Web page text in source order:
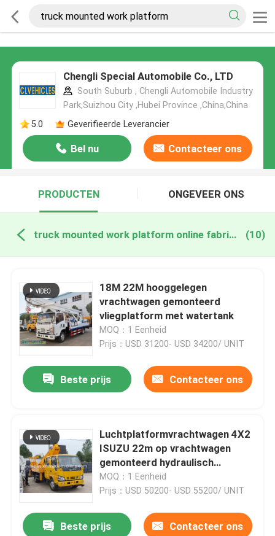
Chengli Special Automobile Co., LTD
South Suburb , Chengli Automobile Industry
Park,Suizhou City ,Hubei Province ,China,China
5.0
Geverifieerde Leverancier
Bel nu Contacteer ons
PRODUCTEN ONGEVEER ONS
truck mounted work platform online fabricage (10)
18M 22M hooggelegen
vrachtwagen gemonteerd
vliegplatform met watertank
MOQ：1 Eenheid
Prijs：USD 31200- USD 34200/ UNIT
Beste prijs Contacteer ons
Luchtplatformvrachtwagen 4X2
ISUZU 22m op vrachtwagen
gemonteerd hydraulisch
platform
MOQ：1 Eenheid
Prijs：USD 50200- USD 55200/ UNIT
Beste prijs Contacteer ons